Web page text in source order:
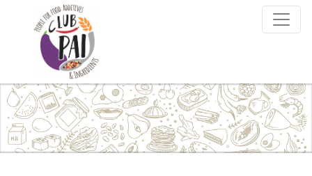
Skip to content